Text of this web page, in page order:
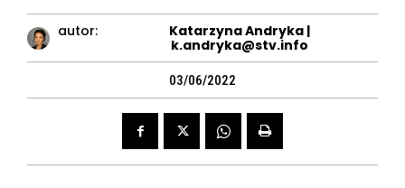
autor:
Katarzyna Andryka |
k.andryka@stv.info
03/06/2022